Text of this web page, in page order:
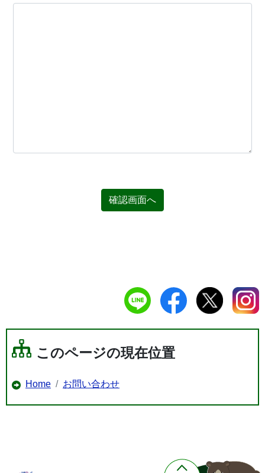
確認画面へ
このページの現在位置
Home お問い合わせ